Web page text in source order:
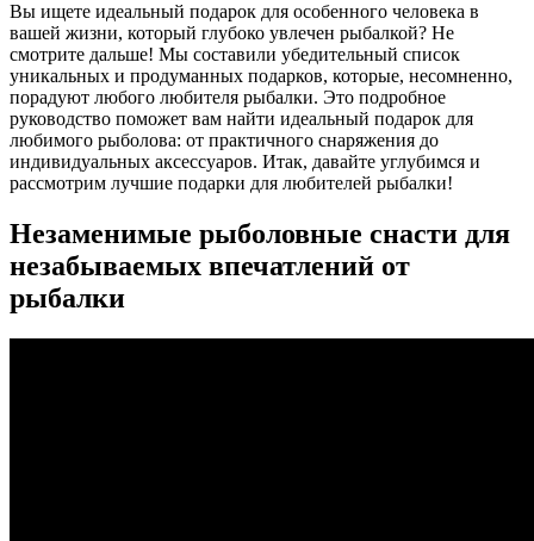
Вы ищете идеальный подарок для особенного человека в
вашей жизни, который глубоко увлечен рыбалкой? Не
смотрите дальше! Мы составили убедительный список
уникальных и продуманных подарков, которые, несомненно,
порадуют любого любителя рыбалки. Это подробное
руководство поможет вам найти идеальный подарок для
любимого рыболова: от практичного снаряжения до
индивидуальных аксессуаров. Итак, давайте углубимся и
рассмотрим лучшие подарки для любителей рыбалки!
Незаменимые рыболовные снасти для
незабываемых впечатлений от
рыбалки